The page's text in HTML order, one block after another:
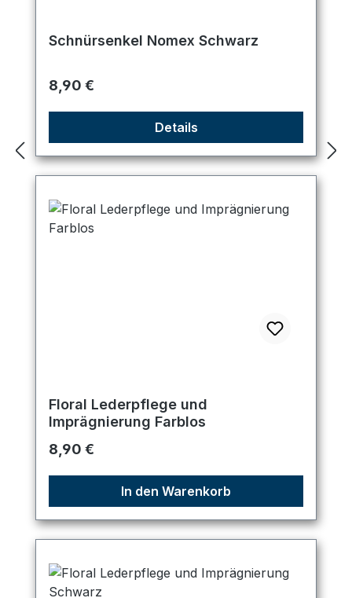
Schnürsenkel Nomex Schwarz
Regulärer Preis:
8,90 €
Details
Floral Lederpflege und
Imprägnierung Farblos
Regulärer Preis:
8,90 €
In den Warenkorb